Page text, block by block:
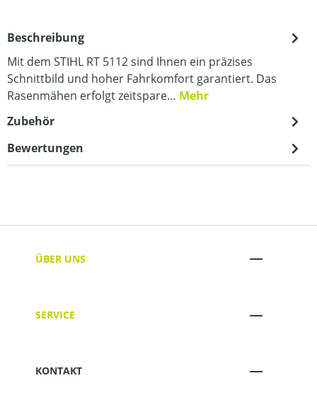
Beschreibung
Mit dem STIHL RT 5112 sind Ihnen ein präzises
Schnittbild und hoher Fahrkomfort garantiert. Das
Rasenmähen erfolgt zeitspare… Mehr
Zubehör
Bewertungen
ÜBER UNS
SERVICE
KONTAKT